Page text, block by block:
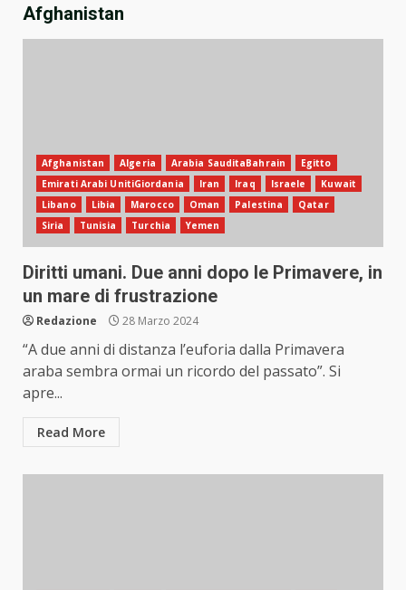
Afghanistan
Afghanistan Algeria Arabia SauditaBahrain
Egitto
Emirati Arabi UnitiGiordania
Iran Iraq Israele
Kuwait
Libano
Libia Marocco Oman Palestina
Qatar
Siria
Tunisia Turchia Yemen
Diritti umani. Due anni dopo le Primavere, in
un mare di frustrazione
Redazione 28 Marzo 2024
“A due anni di distanza l’euforia dalla Primavera
araba sembra ormai un ricordo del passato”. Si
apre...
Read More